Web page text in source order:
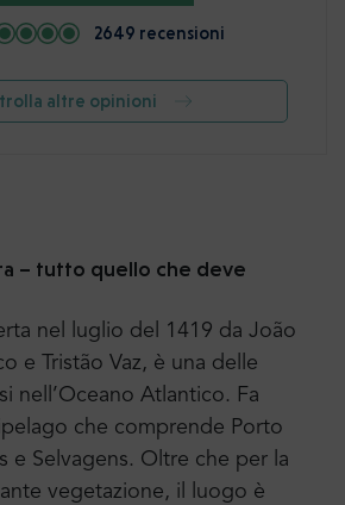
2649 recensioni
altre opinioni
– tutto quello che deve
nel luglio del 1419 da João
e Tristão Vaz, è una delle
nell’Oceano Atlantico. Fa
che comprende Porto
e Selvagens. Oltre che per la
vegetazione, il luogo è